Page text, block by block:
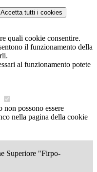
Accetta tutti i cookies
quali cookie consentire.
il funzionamento della
al funzionamento potete
possono essere
nella pagina della cookie
Superiore "Firpo-